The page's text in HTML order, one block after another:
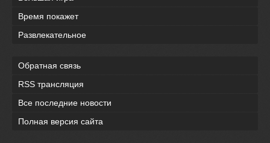
Время покажет
Развлекательное
Обратная связь
RSS трансляция
Все последние новости
Полная версия сайта